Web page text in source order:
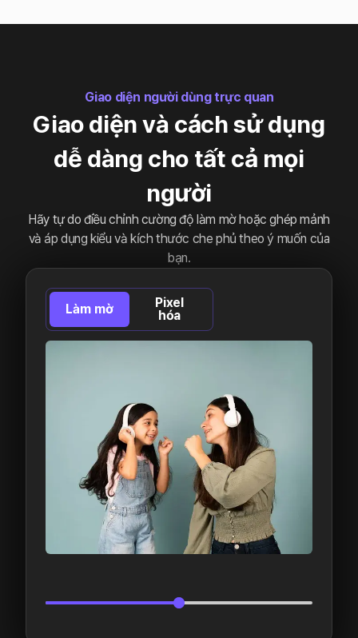
Giao diện người dùng trực quan
Giao diện và cách sử dụng
dễ dàng cho tất cả mọi
người
Hãy tự do điều chỉnh cường độ làm mờ hoặc ghép mảnh
và áp dụng kiểu và kích thước che phủ theo ý muốn của
bạn.
Làm mờ
Pixel
hóa